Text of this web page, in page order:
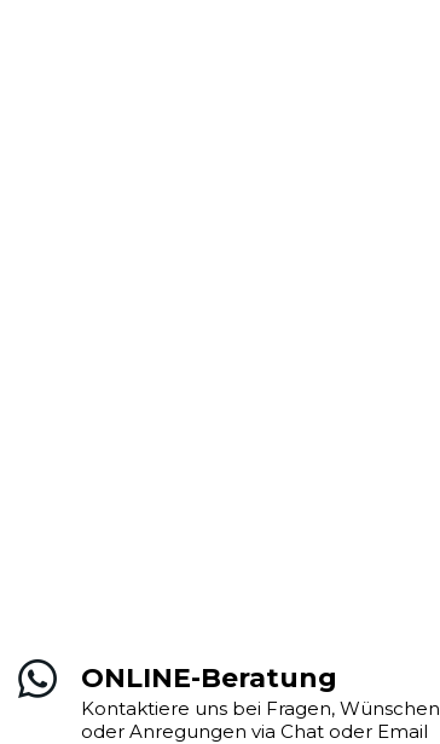
ONLINE-Beratung
Kontaktiere uns bei Fragen, Wünschen
oder Anregungen via Chat oder Email